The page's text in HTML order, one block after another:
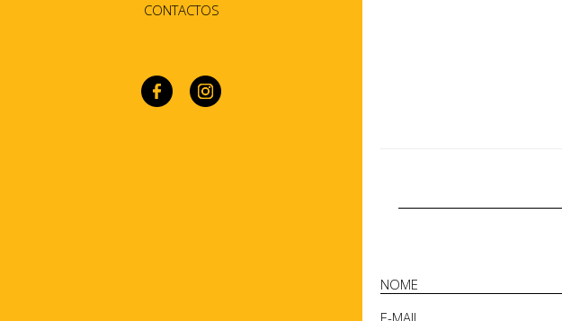
CONTACTOS